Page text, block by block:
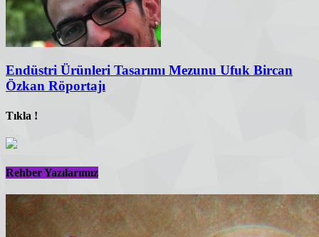
Endüstri Ürünleri Tasarımı Mezunu Ufuk Bircan
Özkan Röportajı
Tıkla !
Rehber Yazılarımız